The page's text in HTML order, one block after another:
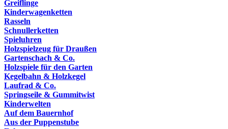
Greiflinge
Kinderwagenketten
Rasseln
Schnullerketten
Spieluhren
Holzspielzeug für Draußen
Gartenschach & Co.
Holzspiele für den Garten
Kegelbahn & Holzkegel
Laufrad & Co.
Springseile & Gummitwist
Kinderwelten
Auf dem Bauernhof
Aus der Puppenstube